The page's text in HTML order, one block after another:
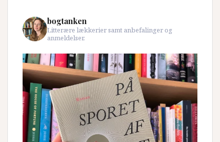
bogtanken
Litterære lækkerier samt anbefalinger og
anmeldelser.